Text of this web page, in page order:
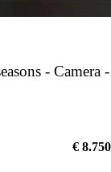
- Camera -
€ 8.750